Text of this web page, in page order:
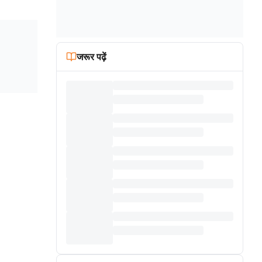
जरूर पढ़ें